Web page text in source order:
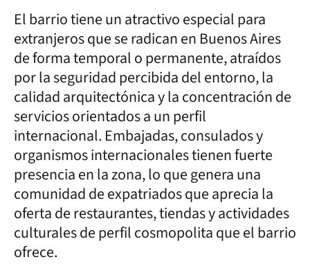
El barrio tiene un atractivo especial para
extranjeros que se radican en Buenos Aires
de forma temporal o permanente, atraídos
por la seguridad percibida del entorno, la
calidad arquitectónica y la concentración de
servicios orientados a un perfil
internacional. Embajadas, consulados y
organismos internacionales tienen fuerte
presencia en la zona, lo que genera una
comunidad de expatriados que aprecia la
oferta de restaurantes, tiendas y actividades
culturales de perfil cosmopolita que el barrio
ofrece.